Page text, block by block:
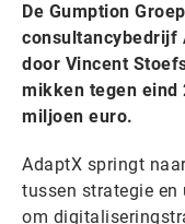
De Gumption
consultancybedrijf
door Vincent
mikken tegen eind
miljoen euro.
AdaptX springt
tussen strategie
om